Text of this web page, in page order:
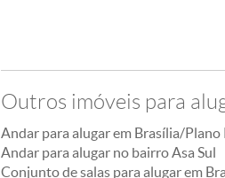
Outros imóveis para
Andar para alugar em Brasília/
Andar para alugar no bairro Asa Sul
Conjunto de salas para alugar em